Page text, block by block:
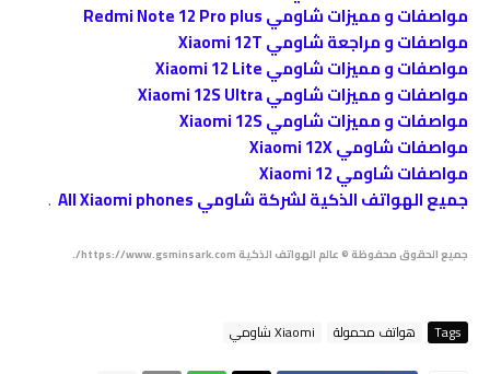
مواصفات و مميزات شاومي Redmi Note 12 Pro plus
مواصفات و مراجعة شاومي Xiaomi 12T
مواصفات و مميزات شاومي Xiaomi 12 Lite
مواصفات و مميزات شاومي Xiaomi 12S Ultra
مواصفات و مميزات شاومي Xiaomi 12S
مواصفات شاومي Xiaomi 12X
مواصفات شاومي Xiaomi 12
جميع الهواتف الذكية لشركة شاومي All Xiaomi phones
.
جميع الحقوق محفوظة © عالم الهواتف الذكية https://www.gsminsark.com/.
Tags هواتف محمولة Xiaomi شاومي